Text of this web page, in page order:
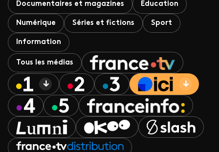
Documentaires et magazines Éducation
Numérique Séries et fictions Sport
Information
Tous les médias